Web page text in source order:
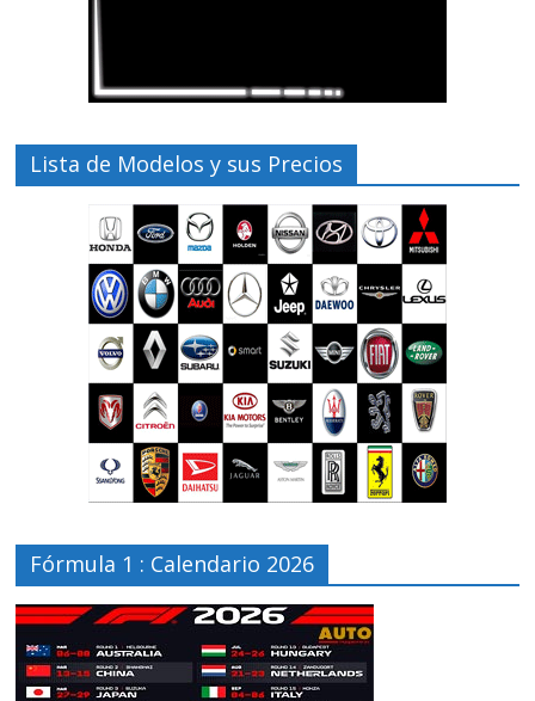
Lista de Modelos y sus Precios
Fórmula 1 : Calendario 2026